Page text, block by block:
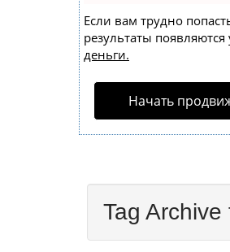
Если вам трудно
результаты
деньги.
Начать
Tag Archive